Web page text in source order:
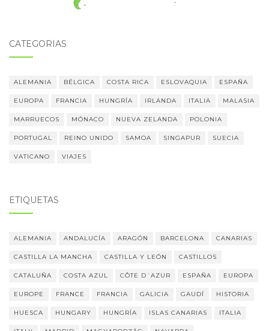
CATEGORÍAS
ALEMANIA BÉLGICA COSTA RICA ESLOVAQUIA ESPAÑA
EUROPA FRANCIA HUNGRÍA IRLANDA ITALIA MALASIA
MARRUECOS MÓNACO NUEVA ZELANDA POLONIA
PORTUGAL REINO UNIDO SAMOA SINGAPUR SUECIA
VATICANO VIAJES
ETIQUETAS
ALEMANIA ANDALUCÍA ARAGÓN BARCELONA CANARIAS
CASTILLA LA MANCHA CASTILLA Y LEÓN CASTILLOS
CATALUÑA COSTA AZUL CÔTE D´AZUR ESPAÑA EUROPA
EUROPE FRANCE FRANCIA GALICIA GAUDÍ HISTORIA
HUESCA HUNGARY HUNGRÍA ISLAS CANARIAS ITALIA